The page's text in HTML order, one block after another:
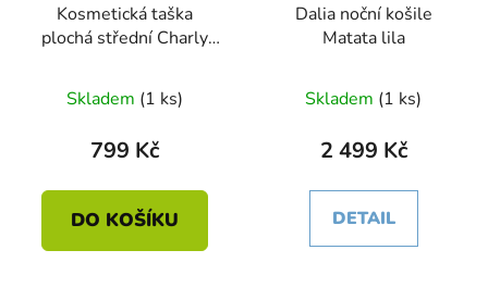
Kosmetická taška
plochá střední Charly
x 15.5 x 1cm
Skladem (1 ks)
799 Kč
DO KOŠÍKU
Dalia noční košile
Matata lila
Skladem (1 ks)
2 499 Kč
DETAIL